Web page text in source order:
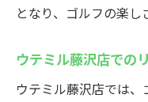
となり、ゴルフの楽し
ウテミル藤沢店での
ウテミル藤沢店では